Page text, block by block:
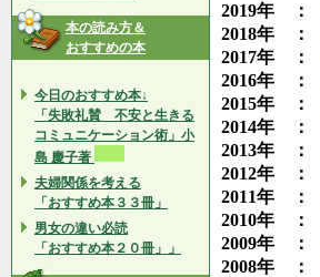
本の読み方＆
おすすめの本
今日のおすすめ本↓
「失敗礼賛 不安と生きる
コミュニケーション術」小
島 慶子著
夫婦関係を考える
「おすすめ本３３冊」
男女の違い必読
「おすすめ本２０冊」」
2019年 ：
2018年 ：
2017年 ：
2016年 ：
2015年 ：
2014年 ：
2013年 ：
2012年 ：
2011年 ：
2010年 ：
2009年 ：
2008年 ：